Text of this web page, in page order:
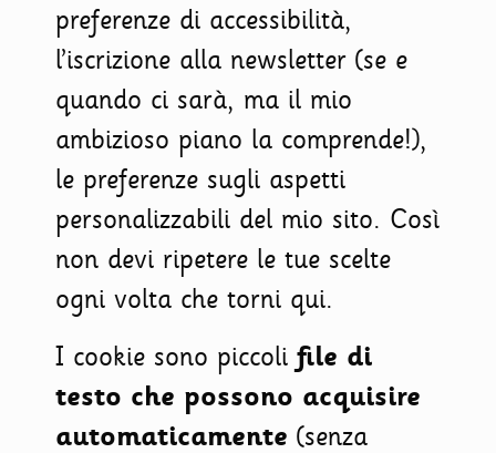
preferenze di accessibilità,
l’iscrizione alla newsletter (se e
quando ci sarà, ma il mio
ambizioso piano la comprende!),
le preferenze sugli aspetti
personalizzabili del mio sito. Così
non devi ripetere le tue scelte
ogni volta che torni qui.
I cookie sono piccoli file di
testo che possono acquisire
automaticamente (senza